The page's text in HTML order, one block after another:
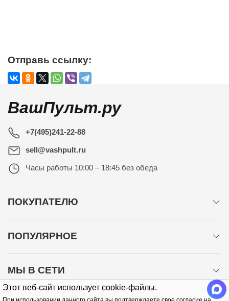
Этот веб-сайт использует cookie-файлы.
Отправь ссылку:
ВашПульт.ру
+7(495)241-22-88
sell@vashpult.ru
Часы работы 10:00 – 18:45 без обеда
ПОКУПАТЕЛЮ
ПОПУЛЯРНОЕ
МЫ В СЕТИ